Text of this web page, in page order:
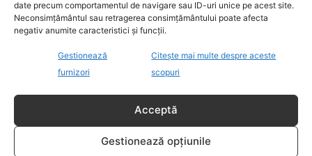
date precum comportamentul de navigare sau ID-uri unice pe acest site.
Neconsimțământul sau retragerea consimțământului poate afecta
negativ anumite caracteristici și funcții.
Gestionează
furnizori
Citește mai multe despre aceste
scopuri
Acceptă
Gestionează opțiunile
Critici dure ale lui Dan Dungaciu la adresa măsurilor
Seceta severă afectează nordul României. Stații
hidrologice cu debit zero